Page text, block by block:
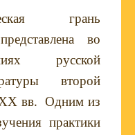
грань
во
русской
второй
ХХ вв. Одним из
практики